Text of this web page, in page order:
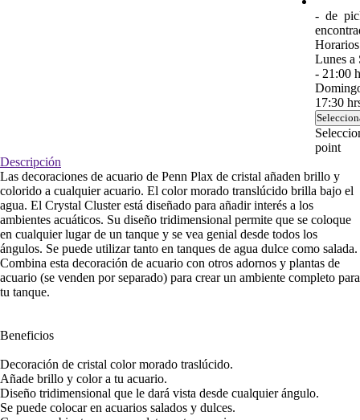
- de
Horarios
Lunes a
- 21:00
17:30
point
Descripción
Las decoraciones de acuario de Penn Plax de cristal añaden brillo y
colorido a cualquier acuario. El color morado translúcido brilla bajo el
agua. El Crystal Cluster está diseñado para añadir interés a los
ambientes acuáticos. Su diseño tridimensional permite que se coloque
en cualquier lugar de un tanque y se vea genial desde todos los
ángulos. Se puede utilizar tanto en tanques de agua dulce como salada.
Combina esta decoración de acuario con otros adornos y plantas de
acuario (se venden por separado) para crear un ambiente completo para
tu tanque.
Beneficios
Decoración de cristal color morado traslúcido.
Añade brillo y color a tu acuario.
Diseño tridimensional que le dará vista desde cualquier ángulo.
Se puede colocar en acuarios salados y dulces.